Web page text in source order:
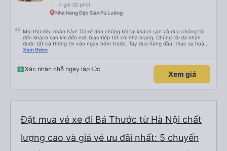
4 giờ 30 phút
Nhà hàng Đặc Sản Pù Luông
Mọi thứ đều hoàn hảo! Tài xế đón chúng tôi tại khách sạn và đưa chúng tôi
đến khách sạn khi đến nơi. Giao tiếp tốt với nhà mạng. Chúng tôi đã nhận
được tất cả thông tin vào ngày hôm trước. Tay đua hàng đầu, thực sự hoàn
hảo! 👍
Xem thêm
Xác nhận chỗ ngay lập tức
Xem giá
Đặt mua vé xe đi Bá Thước từ Hà Nội chất
lượng cao và giá vé ưu đãi nhất: 5 chuyến